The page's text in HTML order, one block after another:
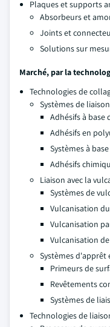
Plaques et supports
Absorbeurs et
Joints et
Solutions sur
Marché, par la
Technologies de
Systèmes de
Adhésifs à base
Adhésifs en
Systèmes à
Adhésifs
Liaison avec la
Systèmes de
Vulcanisation
Vulcanisation
Vulcanisation
Systèmes d'apprêt
Primeurs de
Revêtements
Systèmes de
Technologies de